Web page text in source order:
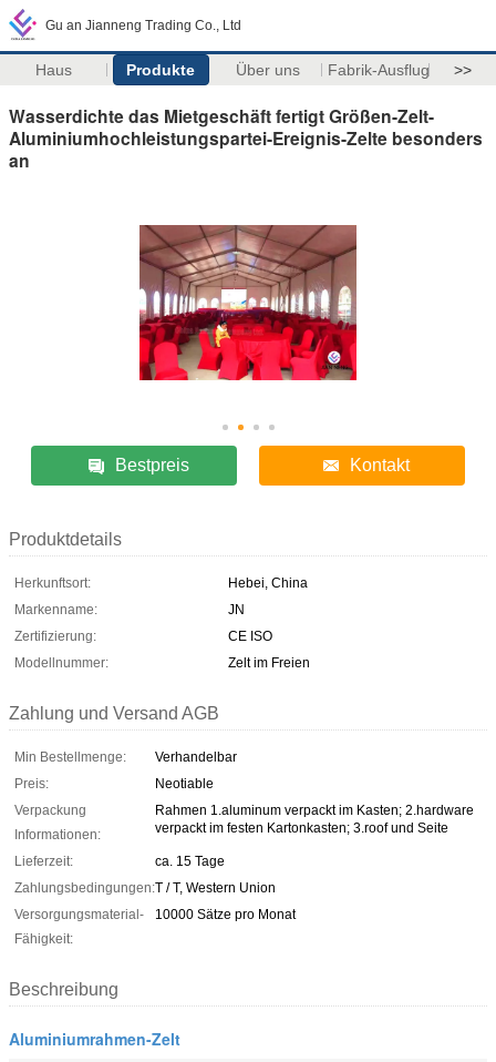
Gu an Jianneng Trading Co., Ltd
Haus Produkte Über uns Fabrik-Ausflug >>
Wasserdichte das Mietgeschäft fertigt Größen-Zelt-
Aluminiumhochleistungspartei-Ereignis-Zelte besonders
an
Bestpreis Kontakt
Produktdetails
Herkunftsort:
Hebei, China
Markenname:
JN
Zertifizierung:
CE ISO
Modellnummer:
Zelt im Freien
Zahlung und Versand AGB
Min Bestellmenge:
Verhandelbar
Preis:
Neotiable
Verpackung
Informationen:
Rahmen 1.aluminum verpackt im Kasten; 2.hardware
verpackt im festen Kartonkasten; 3.roof und Seite
Lieferzeit:
ca. 15 Tage
Zahlungsbedingungen:T / T, Western Union
Versorgungsmaterial-
Fähigkeit:
10000 Sätze pro Monat
Beschreibung
Aluminiumrahmen-Zelt